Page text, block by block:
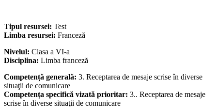
Tipul resursei: Test
Limba resursei: Franceză
Nivelul: Clasa a VI-a
Disciplina: Limba franceză
Competență generală: 3. Receptarea de mesaje scrise în diverse
situaţii de comunicare
Competența specifică vizată prioritar: 3.. Receptarea de mesaje
scrise în diverse situaţii de comunicare